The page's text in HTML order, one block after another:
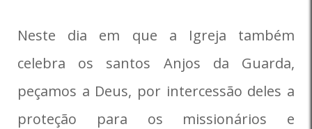
Neste dia em que a Igreja também
celebra os santos Anjos da Guarda,
peçamos a Deus, por intercessão deles a
proteção para os missionários e